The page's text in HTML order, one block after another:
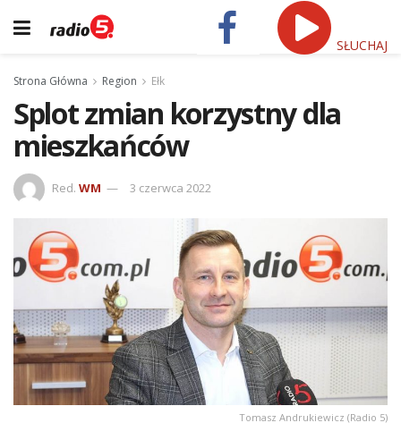
SŁUCHAJ
Strona Główna Region Ełk
Splot zmian korzystny dla
mieszkańców
Red. WM 3 czerwca 2022
Tomasz Andrukiewicz (Radio 5)